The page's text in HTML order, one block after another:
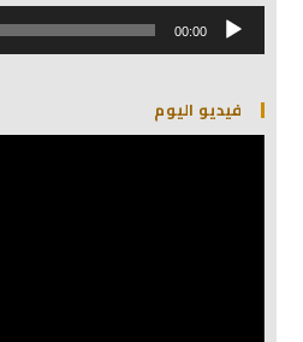
مشغل
الصوت 00:00
فيديو اليوم
مشغل